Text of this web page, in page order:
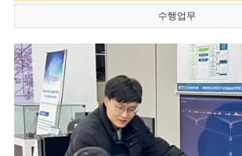
수행업무